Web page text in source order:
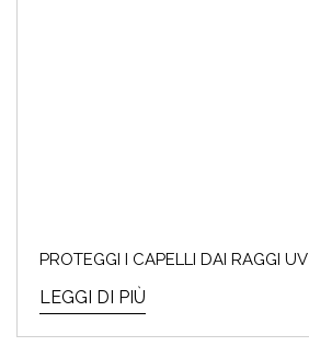
PROTEGGI I CAPELLI DAI RAGGI UV
LEGGI DI PIÙ